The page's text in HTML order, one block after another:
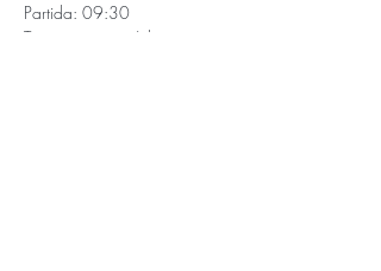
Partida: 09:30
Tempo máximo 6 horas